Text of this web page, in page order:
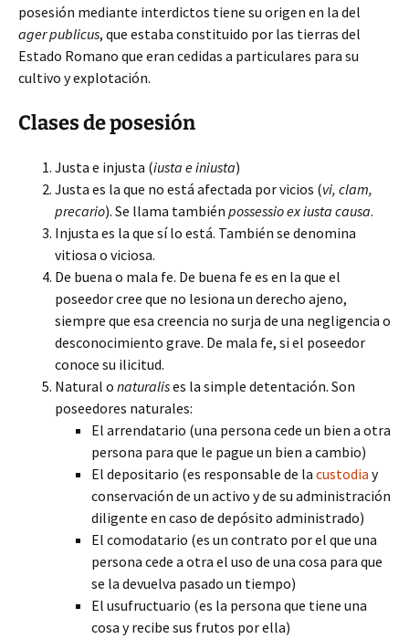
posesión mediante interdictos tiene su origen en la del
ager publicus, que estaba constituido por las tierras del
Estado Romano que eran cedidas a particulares para su
cultivo y explotación.
Clases de posesión
Justa e injusta (iusta e iniusta)
Justa es la que no está afectada por vicios (vi, clam,
precario). Se llama también possessio ex iusta causa.
Injusta es la que sí lo está. También se denomina
vitiosa o viciosa.
De buena o mala fe. De buena fe es en la que el
poseedor cree que no lesiona un derecho ajeno,
siempre que esa creencia no surja de una negligencia o
desconocimiento grave. De mala fe, si el poseedor
conoce su ilicitud.
Natural o naturalises la simple detentación. Son
poseedores naturales:
El arrendatario (una persona cede un bien a otra
persona para que le pague un bien a cambio)
El depositario (es responsable de la custodia y
conservación de un activo y de su administración
diligente en caso de depósito administrado)
El comodatario (es un contrato por el que una
persona cede a otra el uso de una cosa para que
se la devuelva pasado un tiempo)
El usufructuario (es la persona que tiene una
cosa y recibe sus frutos por ella)